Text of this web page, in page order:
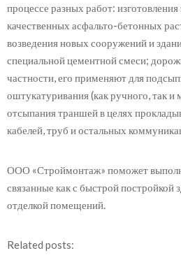
процессе разных работ:
качественных асфальто-бетонных
возведения новых сооружений и
специальной цементной смеси;
частности, его применяют для
оштукатуривания (как ручного, так и
отсыпания траншей в целях
кабелей, труб и остальных
ООО «Строймонтаж» поможет
связанные как с быстрой постройкой
отделкой помещений.
Related posts: